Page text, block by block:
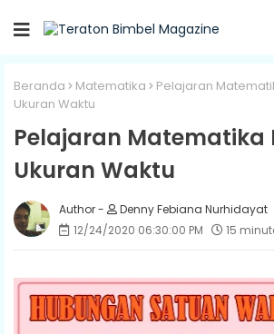
Beranda Matematika
Pelajaran
Ukuran Waktu
Pelajaran Matematika
Ukuran Waktu
Denny Febiana Nurhidayat
12/24/2020 06:30:00 PM
15